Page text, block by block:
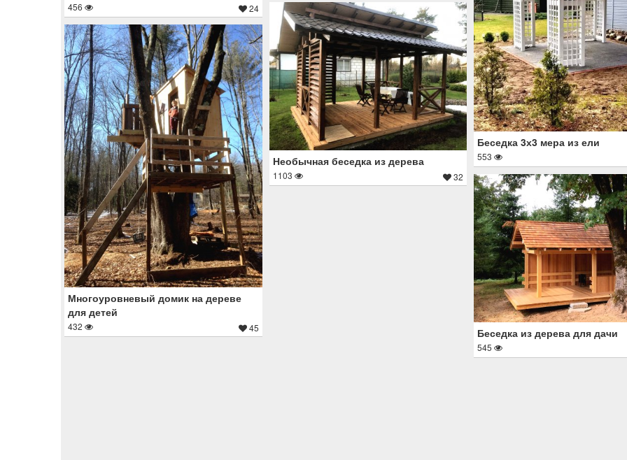
456 24
Беседка 3х3 мера из ели
553
Необычная беседка из дерева
1103 32
Многоуровневый домик на дереве
для детей
432 45 Беседка из дерева для дачи
545